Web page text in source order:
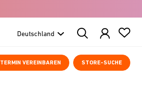
Search
Products
TERMIN VEREINBAREN STORE-SUCHE